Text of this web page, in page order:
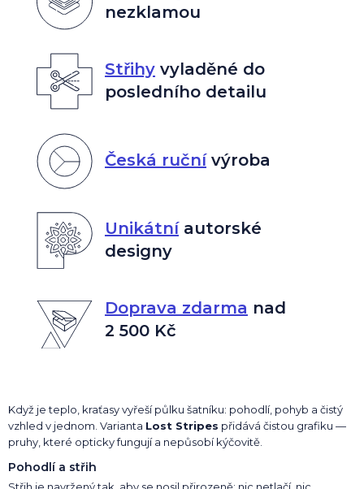
nezklamou
Střihyvyladěné do
posledního detailu
Česká ručnívýroba
Unikátníautorské
designy
Doprava zdarma nad
2 500 Kč
Když je teplo, kraťasy vyřeší půlku šatníku: pohodlí, pohyb a čistý
vzhled v jednom. Varianta Lost Stripes přidává čistou grafiku —
pruhy, které opticky fungují a nepůsobí kýčovitě.
Pohodlí a střih
Střih je navržený tak, aby se nosil přirozeně: nic netlačí, nic